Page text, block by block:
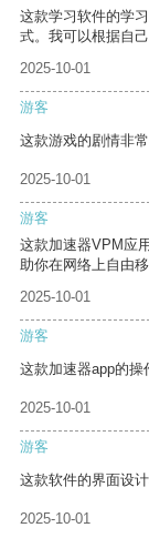
这款学习软件的学
式。我可以根据自
2025-10-01
游客
这款游戏的剧情非
2025-10-01
游客
这款加速器VPM应
助你在网络上自由移
2025-10-01
游客
这款加速器app的操
2025-10-01
游客
这款软件的界面设
2025-10-01